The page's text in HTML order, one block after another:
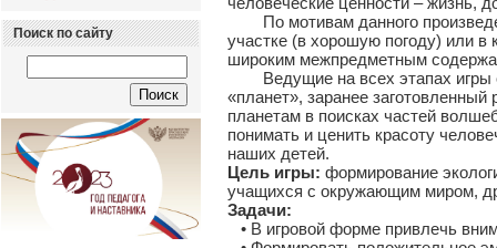
Поиск по сайту
По мотивам данного
участке (в хорошую погоду) или в
широким межпредметным
Ведущие на всех этапах игры
«планет», заранее
планетам в поисках частей
понимать и ценить красоту
наших детей.
Цель игры: формирование
учащихся с окружающим миром,
Задачи:
• В игровой форме привлечь